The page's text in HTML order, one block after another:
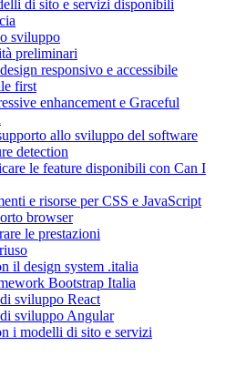
di sito e servizi disponibili
sviluppo
preliminari
responsivo e accessibile
first
enhancement e Graceful
allo sviluppo del software
detection
le feature disponibili con Can I
e risorse per CSS e JavaScript
browser
le prestazioni
il design system .italia
Bootstrap Italia
sviluppo React
sviluppo Angular
i modelli di sito e servizi